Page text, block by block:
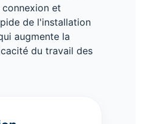
et
de l'installation
augmente la
du travail des